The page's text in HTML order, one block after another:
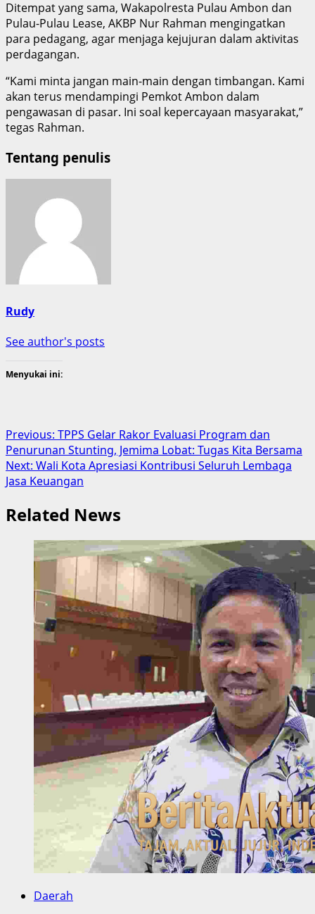
Ditempat yang sama, Wakapolresta Pulau Ambon dan
Pulau-Pulau Lease, AKBP Nur Rahman mengingatkan
para pedagang, agar menjaga kejujuran dalam aktivitas
perdagangan.
“Kami minta jangan main-main dengan timbangan. Kami
akan terus mendampingi Pemkot Ambon dalam
pengawasan di pasar. Ini soal kepercayaan masyarakat,”
tegas Rahman.
Tentang penulis
Rudy
See author's posts
Menyukai ini:
Post
navigation
Previous: TPPS Gelar Rakor Evaluasi Program dan
Penurunan Stunting, Jemima Lobat: Tugas Kita Bersama
Next: Wali Kota Apresiasi Kontribusi Seluruh Lembaga
Jasa Keuangan
Related News
Daerah